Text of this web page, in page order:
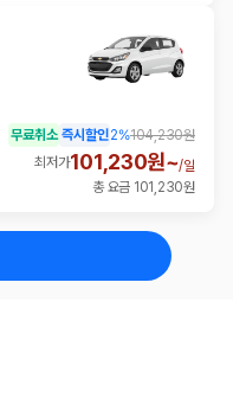
무료취소 즉시할인2%104,230원
최저가101,230원~/일
총 요금 101,230원